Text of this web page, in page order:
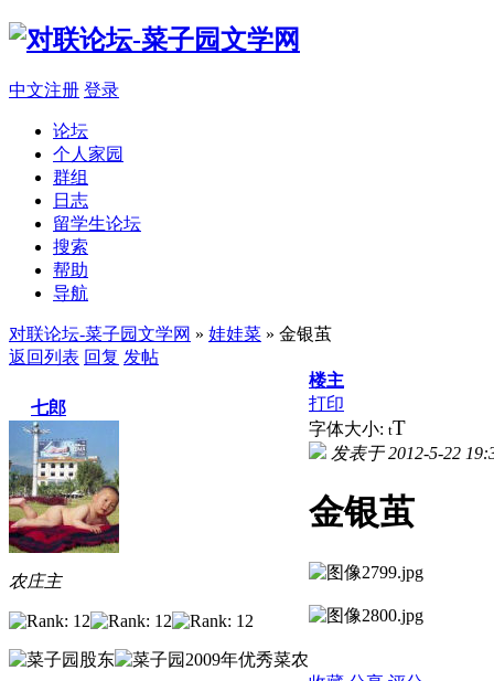
中文注册 登录
论坛
个人家园
群组
日志
留学生论坛
搜索
帮助
导航
对联论坛-菜子园文学网 » 娃娃菜 » 金银茧
返回列表 回复 发帖
七郎
农庄主
楼主
打印
字体大小: tT
发表于 2012-5-22
金银茧